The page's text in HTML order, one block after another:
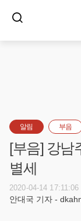
알림 부음
[부음] 강남
별세
2020-04-14 17:11:06
안대국 기자 -